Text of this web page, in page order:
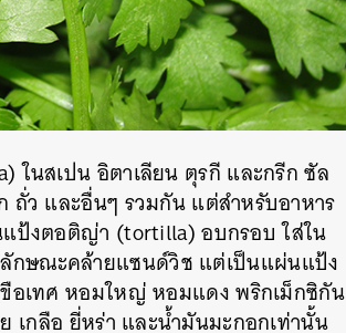
ในสเปนอิตาเลียน ตุรกี และกรีกซัล
ถั่ว และอื่นๆ รวมกันแต่สำหรับอาหาร
แป้งตอติญ่า (tortilla)อบกรอบ ใส่ใน
กษณะคล้ายแซนด์วิช แต่เป็นแผ่นแป้ง
อเทศ หอมใหญ่หอมแดงพริกเม็กซิกัน
เกลือ ยี่หร่า และน้ำมันมะกอกเท่านั้น